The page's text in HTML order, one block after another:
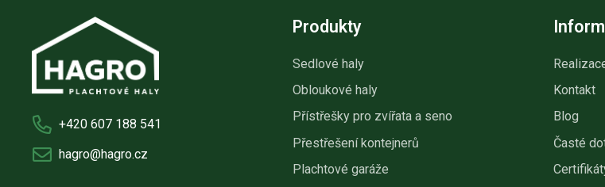
+420 607 188 541
hagro@hagro.cz
Produkty
Sedlové haly
Obloukové haly
Přístřešky pro zvířata a seno
Přestřešení kontejnerů
Plachtové garáže
Kontakt
Blog
Časté